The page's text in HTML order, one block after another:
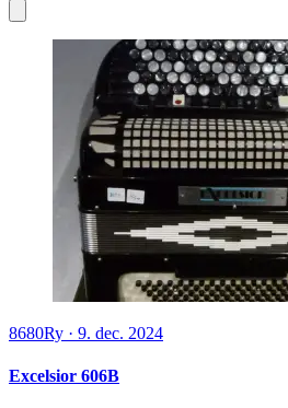
8680Ry · 9. dec. 2024
Excelsior 606B